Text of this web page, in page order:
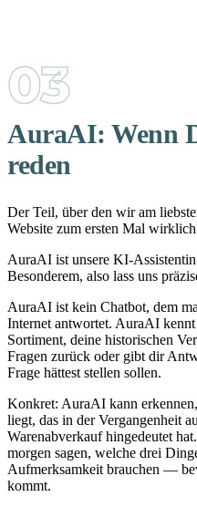
AuraAI: Wenn
reden
Der Teil, über den wir am
Website zum ersten Mal
AuraAI ist unsere KI-
Besonderem, also lass uns
AuraAI ist kein Chatbot, dem
Internet antwortet. AuraAI
Sortiment, deine historischen
Fragen zurück oder gibt dir
Frage hättest stellen sollen.
Konkret: AuraAI kann
liegt, das in der Vergangenheit
Warenabverkauf hingedeutet
morgen sagen, welche drei
Aufmerksamkeit brauchen —
kommt.